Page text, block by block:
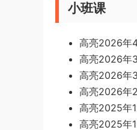
小班课
高亮2026年
高亮2026年
高亮2026年
高亮2026年
高亮2025年
高亮2025年